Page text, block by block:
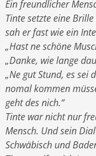
Ein freundlicher
Tinte setzte eine
sah er fast wie ein
„Hast ne schöne
„Danke, wie lange
„Ne gut Stund, es sei
nomal kommen
geht des nich.“
Tinte war nicht nur
Mensch. Und sein
Schwäbisch und